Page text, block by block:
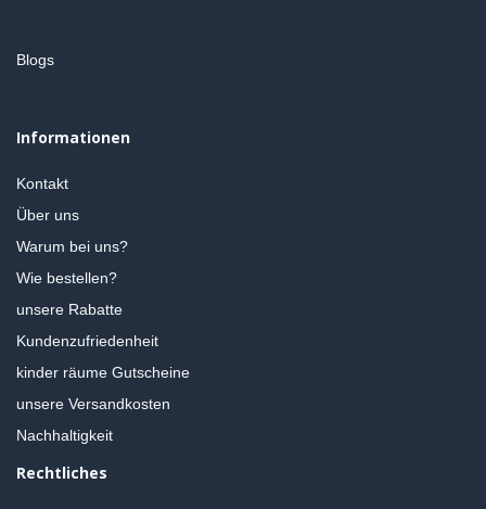
Blogs
Informationen
Kontakt
Über uns
Warum bei uns?
Wie bestellen?
unsere Rabatte
Kundenzufriedenheit
kinder räume Gutscheine
unsere Versandkosten
Nachhaltigkeit
Rechtliches